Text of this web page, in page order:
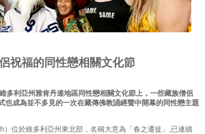
祝福的同性戀相關文化節
多利亞州雅肯丹達地區同性戀相關文化節上，一些藏族僧侶
也成為並不多見的一次在藏傳佛教誦經聲中開幕的同性戀主題
）位於維多利亞州東北部，名稱大意為「春之遷徙」,已連續